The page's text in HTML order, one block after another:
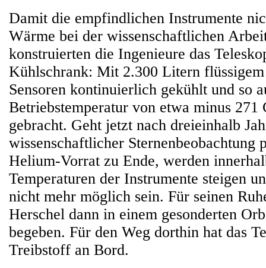
Damit die empfindlichen Instrumente
Wärme bei der wissenschaftlichen
konstruierten die Ingenieure das
Kühlschrank: Mit 2.300 Litern
Sensoren kontinuierlich gekühlt und so
Betriebstemperatur von etwa minus 271
gebracht. Geht jetzt nach dreieinhalb
wissenschaftlicher Sternenbeobachtung
Helium-Vorrat zu Ende, werden
Temperaturen der Instrumente steigen
nicht mehr möglich sein. Für seinen
Herschel dann in einem gesonderten
begeben. Für den Weg dorthin hat das
Treibstoff an Bord.